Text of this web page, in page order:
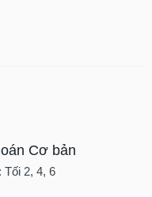
Cơ bản
Tối 2, 4, 6